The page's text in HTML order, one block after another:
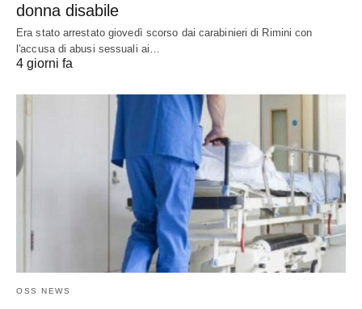
donna disabile
Era stato arrestato giovedì scorso dai carabinieri di Rimini con
l'accusa di abusi sessuali ai…
4 giorni fa
OSS NEWS